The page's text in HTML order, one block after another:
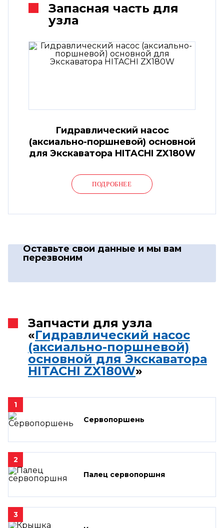
Запасная часть для
узла
Гидравлический насос
(аксиально-поршневой) основной
для Экскаватора HITACHI ZX180W
ПОДРОБНЕЕ
Оставьте свои данные и мы вам
перезвоним
Запчасти для узла
«Гидравлический насос
(аксиально-поршневой)
основной для Экскаватора
HITACHI ZX180W»
1
Сервопоршень
2
Палец сервопоршня
3